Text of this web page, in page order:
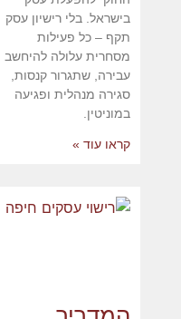
בישראל. בלי רישיון עסק
תקף – כל פעילות
מסחרית עלולה להיחשב
עבירה, שתגרור קנסות,
סגירה מנהלית ופגיעה
במוניטין.
קראו עוד »